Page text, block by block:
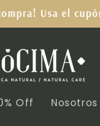
Usa el
Off Nosotros